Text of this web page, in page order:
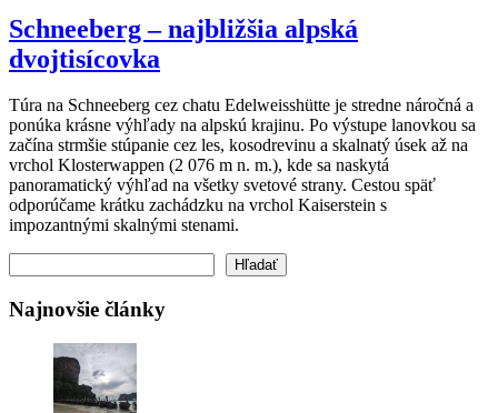
Schneeberg – najbližšia alpská
dvojtisícovka
Túra na Schneeberg cez chatu Edelweisshütte je stredne náročná a
ponúka krásne výhľady na alpskú krajinu. Po výstupe lanovkou sa
začína strmšie stúpanie cez les, kosodrevinu a skalnatý úsek až na
vrchol Klosterwappen (2 076 m n. m.), kde sa naskytá
panoramatický výhľad na všetky svetové strany. Cestou späť
odporúčame krátku zachádzku na vrchol Kaiserstein s
impozantnými skalnými stenami.
Hľadať
Najnovšie články